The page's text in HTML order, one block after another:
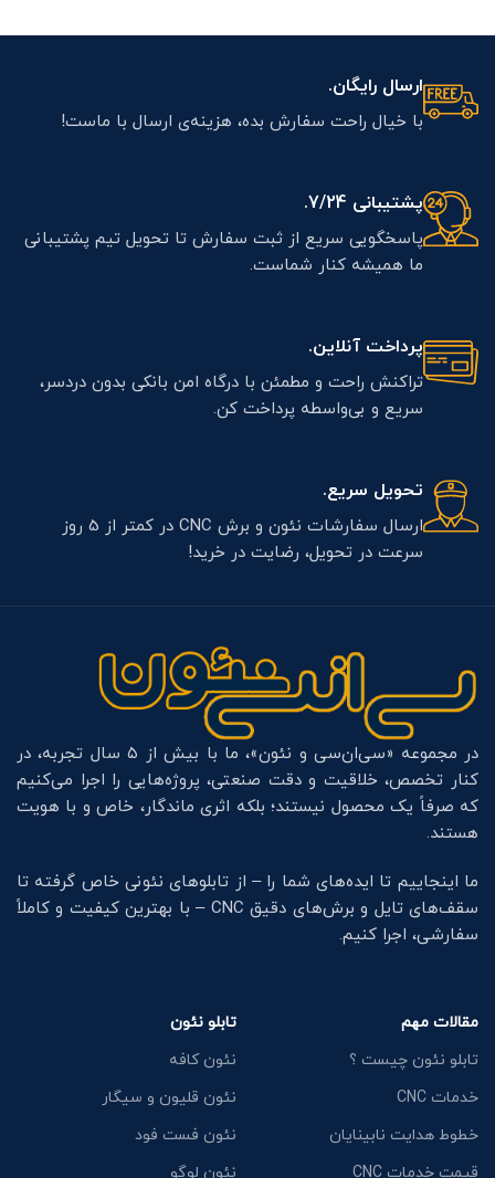
ارسال رایگان.
با خیال راحت سفارش بده، هزینه‌ی ارسال با ماست!
پشتیبانی 7/24.
پاسخگویی سریع از ثبت سفارش تا تحویل تیم پشتیبانی
ما همیشه کنار شماست.
پرداخت آنلاین.
تراکنش راحت و مطمئن با درگاه امن بانکی بدون دردسر،
سریع و بی‌واسطه پرداخت کن.
تحویل سریع.
ارسال سفارشات نئون و برش CNC در کمتر از 5 روز
سرعت در تحویل، رضایت در خرید!
در مجموعه «سی‌ان‌سی و نئون»، ما با بیش از ۵ سال تجربه، در
کنار تخصص، خلاقیت و دقت صنعتی، پروژه‌هایی را اجرا می‌کنیم
که صرفاً یک محصول نیستند؛ بلکه اثری ماندگار، خاص و با هویت
هستند.
ما اینجاییم تا ایده‌های شما را – از تابلوهای نئونی خاص گرفته تا
سقف‌های تایل و برش‌های دقیق CNC – با بهترین کیفیت و کاملاً
سفارشی، اجرا کنیم.
مقالات مهم
تابلو نئون چیست ؟
خدمات CNC
خطوط هدایت نابینایان
قیمت خدمات CNC
تابلو نئون
نئون کافه
نئون قلیون و سیگار
نئون فست فود
نئون لوگو